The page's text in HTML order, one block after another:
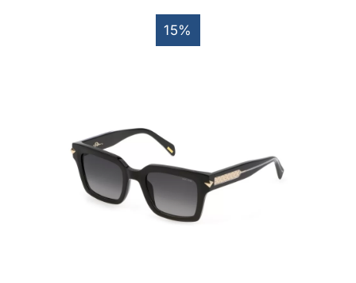
15%